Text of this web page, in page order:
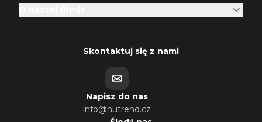
Skontaktuj się z nami
Napisz do nas
info@nutrend.cz